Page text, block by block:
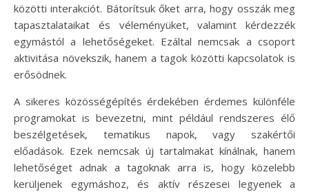
közötti interakciót. Bátorítsuk őket arra, hogy osszák meg
tapasztalataikat és véleményüket, valamint kérdezzék
egymástól a lehetőségeket. Ezáltal nemcsak a csoport
aktivitása növekszik, hanem a tagok közötti kapcsolatok is
erősödnek.
A sikeres közösségépítés érdekében érdemes különféle
programokat is bevezetni, mint például rendszeres élő
beszélgetések, tematikus napok, vagy szakértői
előadások. Ezek nemcsak új tartalmakat kínálnak, hanem
lehetőséget adnak a tagoknak arra is, hogy közelebb
kerüljenek egymáshoz, és aktív részesei legyenek a